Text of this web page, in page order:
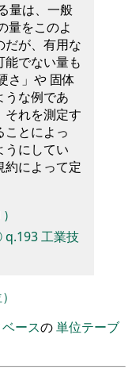
量は、一般
量をこのよ
だが、有用な
でない量も
さ」や 固体
うな例であ
それを測定す
ことによっ
うにしてい
約によって定
)
q.193工業技
ースの単位テーブ